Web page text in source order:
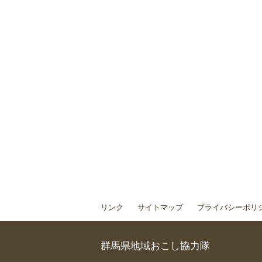
リンク サイトマップ プライバシーポリ
群馬県地域おこし協力隊